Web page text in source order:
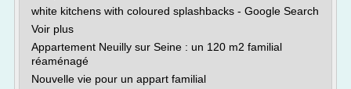
white kitchens with coloured splashbacks - Google Search
Voir plus
Appartement Neuilly sur Seine : un 120 m2 familial
réaménagé
Nouvelle vie pour un appart familial